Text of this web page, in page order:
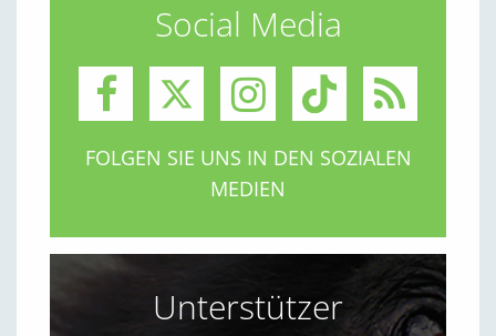
Social Media
FOLGEN SIE UNS IN DEN SOZIALEN
MEDIEN
Unterstützer